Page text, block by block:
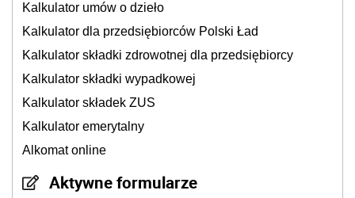
Kalkulator umów o dzieło
Kalkulator dla przedsiębiorców Polski Ład
Kalkulator składki zdrowotnej dla przedsiębiorcy
Kalkulator składki wypadkowej
Kalkulator składek ZUS
Kalkulator emerytalny
Alkomat online
Aktywne formularze